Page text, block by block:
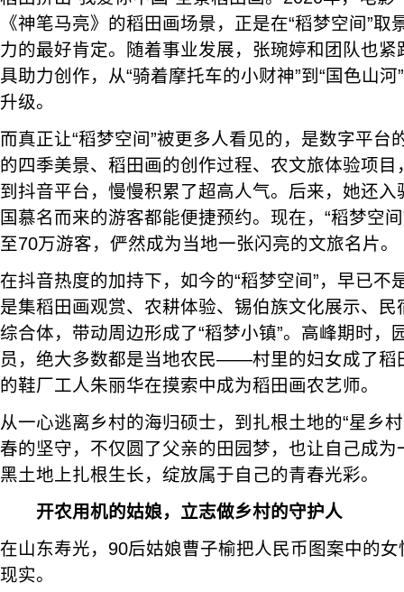
《神笔马亮》的稻田画场景，正是在“稻梦空间”取
力的最好肯定。随着事业发展，张琬婷和团队也
具助力创作，从“骑着摩托车的小财神”到“国色山
升级。
而真正让“稻梦空间”被更多人看见的，是数字平台
的四季美景、稻田画的创作过程、农文旅体验项
到抖音平台，慢慢积累了超高人气。后来，她还
国慕名而来的游客都能便捷预约。现在，“稻梦空
至70万游客，俨然成为当地一张闪亮的文旅名片。
在抖音热度的加持下，如今的“稻梦空间”，早已不
是集稻田画观赏、农耕体验、锡伯族文化展示、
综合体，带动周边形成了“稻梦小镇”。高峰期时，
员，绝大多数都是当地农民——村里的妇女成了稻
的鞋厂工人朱丽华在摸索中成为稻田画农艺师。
从一心逃离乡村的海归硕士，到扎根土地的“星乡
春的坚守，不仅圆了父亲的田园梦，也让自己成为
黑土地上扎根生长，绽放属于自己的青春光彩。
开农用机的姑娘，立志做乡村的守护人
在山东寿光，90后姑娘曹子榆把人民币图案中的
现实。